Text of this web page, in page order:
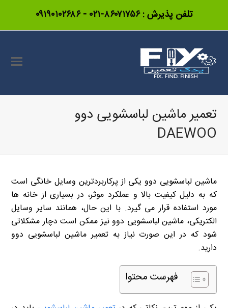
تلفن پذیرش :۸۶۰۷۱۷۵۶-۰۲۱ -۰۹۱۹۰۱۰۲۶۸۶
تعمیر ماشین لباسشویی دوو
DAEWOO
ماشین لباسشویی دوو یکی از پرکاربردترین وسایل خانگی است
که به دلیل کیفیت بالا و عملکرد موثر، در بسیاری از خانه ها
مورد استفاده قرار می گیرد. با این حال، همانند سایر وسایل
الکتریکی، ماشین لباسشویی دوو نیز ممکن است دچار مشکلاتی
شود که در این صورت نیاز به تعمیر ماشین لباسشویی دوو
دارید.
فهرست محتوا